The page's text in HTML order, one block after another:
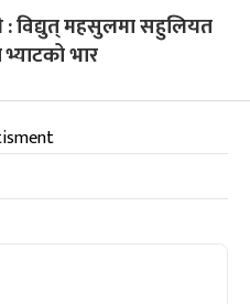
: विद्युत् महसुलमा सहुलियत
भार